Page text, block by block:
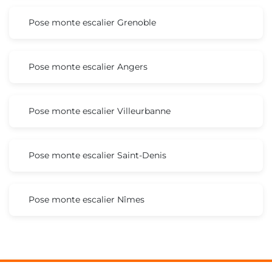
Pose monte escalier Grenoble
Pose monte escalier Angers
Pose monte escalier Villeurbanne
Pose monte escalier Saint-Denis
Pose monte escalier Nîmes